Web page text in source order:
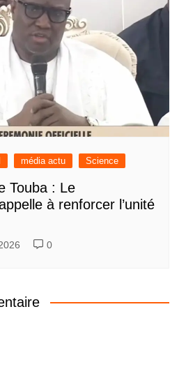
média actu Science
Touba : Le
à renforcer l’unité
0